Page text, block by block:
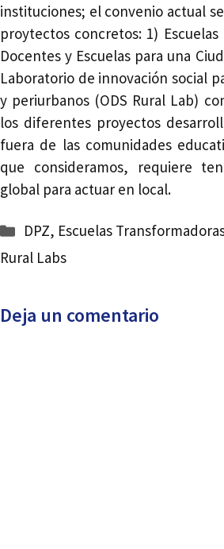
instituciones; el convenio actual
proytectos concretos: 1)
Docentes y Escuelas para una
Laboratorio de innovación social
y periurbanos (ODS Rural Lab)
los diferentes proyectos
fuera de las comunidades
que consideramos, requiere
global para actuar en local.
Categorías
DPZ, Escuelas
Rural Labs
Deja un comentario